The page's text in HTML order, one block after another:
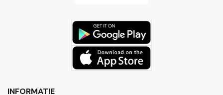
INFORMATIE